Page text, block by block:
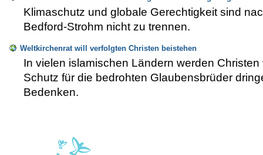
Klimaschutz und globale Gerechtigkeit sind
Bedford-Strohm nicht zu trennen.
Weltkirchenrat will verfolgten Christen beistehen
In vielen islamischen Ländern werden
Schutz für die bedrohten Glaubensbrüder
Bedenken.